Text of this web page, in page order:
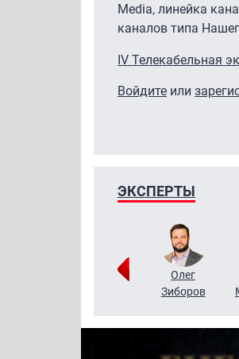
Media, линейка
каналов типа
IV Телекабельная
Войдите или
ЭКСПЕРТЫ
Григорий
Олег
Зиборов